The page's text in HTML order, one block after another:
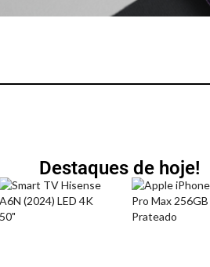
Destaques de hoje!